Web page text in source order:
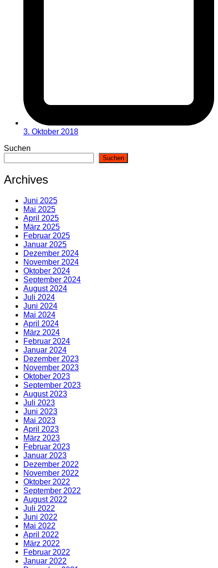
3. Oktober 2018
Suchen
Suchen
Archives
Juni 2025
Mai 2025
April 2025
März 2025
Februar 2025
Januar 2025
Dezember 2024
November 2024
Oktober 2024
September 2024
August 2024
Juli 2024
Juni 2024
Mai 2024
April 2024
März 2024
Februar 2024
Januar 2024
Dezember 2023
November 2023
Oktober 2023
September 2023
August 2023
Juli 2023
Juni 2023
Mai 2023
April 2023
März 2023
Februar 2023
Januar 2023
Dezember 2022
November 2022
Oktober 2022
September 2022
August 2022
Juli 2022
Juni 2022
Mai 2022
April 2022
März 2022
Februar 2022
Januar 2022